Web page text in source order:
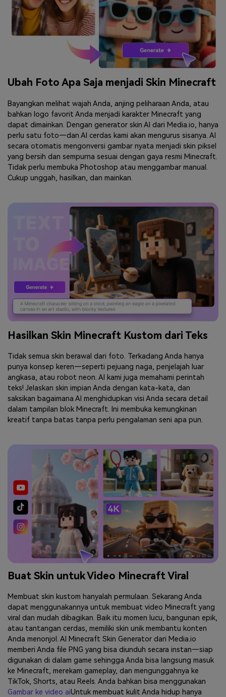
Ubah Foto Apa Saja menjadi Skin Minecraft
Bayangkan melihat wajah Anda, anjing peliharaan Anda, atau
bahkan logo favorit Anda menjadi karakter Minecraft yang
dapat dimainkan. Dengan generator skin AI dari Media.io, hanya
perlu satu foto—dan AI cerdas kami akan mengurus sisanya. AI
secara otomatis mengonversi gambar nyata menjadi skin piksel
yang bersih dan sempurna sesuai dengan gaya resmi Minecraft.
Tidak perlu membuka Photoshop atau menggambar manual.
Cukup unggah, hasilkan, dan mainkan.
Hasilkan Skin Minecraft Kustom dari Teks
Tidak semua skin berawal dari foto. Terkadang Anda hanya
punya konsep keren—seperti pejuang naga, penjelajah luar
angkasa, atau robot neon. AI kami juga memahami perintah
teks! Jelaskan skin impian Anda dengan kata-kata, dan
saksikan bagaimana AI menghidupkan visi Anda secara detail
dalam tampilan blok Minecraft. Ini membuka kemungkinan
kreatif tanpa batas tanpa perlu pengalaman seni apa pun.
Buat Skin untuk Video Minecraft Viral
Membuat skin kustom hanyalah permulaan. Sekarang Anda
dapat menggunakannya untuk membuat video Minecraft yang
viral dan mudah dibagikan. Baik itu momen lucu, bangunan epik,
atau tantangan cerdas, memiliki skin unik membantu konten
Anda menonjol. AI Minecraft Skin Generator dari Media.io
memberi Anda file PNG yang bisa diunduh secara instan—siap
digunakan di dalam game sehingga Anda bisa langsung masuk
ke Minecraft, merekam gameplay, dan mengunggahnya ke
TikTok, Shorts, atau Reels. Anda bahkan bisa menggunakan
Gambar ke video aiUntuk membuat kulit Anda hidup hanya